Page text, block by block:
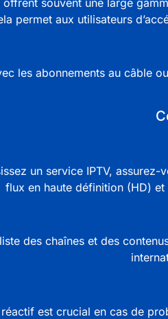
permet aux utilisateurs
les abonnements au câble
un service IPTV, assurez-
flux en haute définition (HD)
des chaînes et des
est crucial en cas de